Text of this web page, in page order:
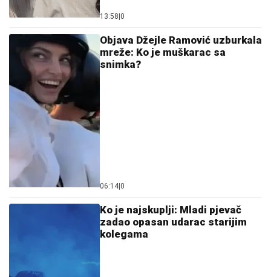
13:58 0
Objava Džejle Ramović uzburkala
mreže: Ko je muškarac sa
snimka?
06:14 0
Ko je najskuplji: Mladi pjevač
zadao opasan udarac starijim
kolegama